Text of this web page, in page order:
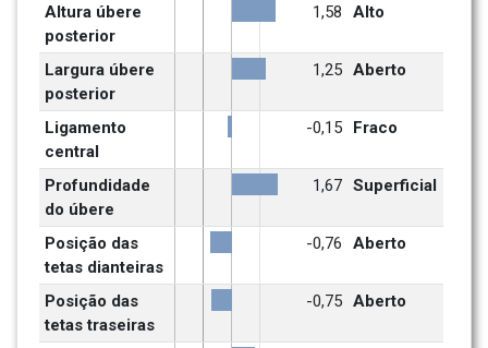
Altura úbere
posterior
1,58 Alto
Largura úbere
posterior
1,25 Aberto
Ligamento
central
-0,15 Fraco
Profundidade
do úbere
1,67 Superficial
Posição das
tetas dianteiras
-0,76 Aberto
Posição das
tetas traseiras
-0,75 Aberto